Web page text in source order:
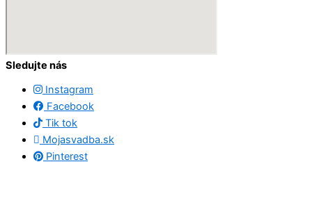
Sledujte nás
Instagram
Facebook
Tik tok
Mojasvadba.sk
Pinterest